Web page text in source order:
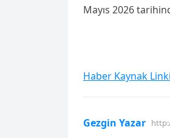
Mayıs 2026
Haber Kaynak Linki
Gezgin Yazar